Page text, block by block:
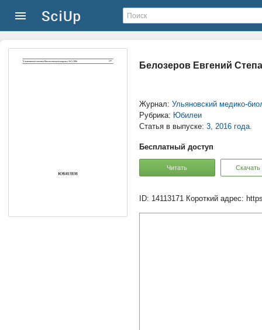
Белозеров Евгений
Журнал: Ульяновский медико-
Рубрика: Юбилеи
Статья в выпуске: 3, 2016 года.
Бесплатный доступ
Читать Скачать
ID: 14113171 Короткий адрес: